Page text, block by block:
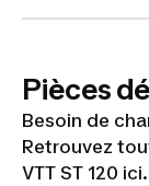
Pièces
Besoin de
Retrouvez
VTT ST 120 ici.